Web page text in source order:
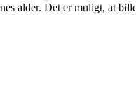
alder. Det er muligt, at